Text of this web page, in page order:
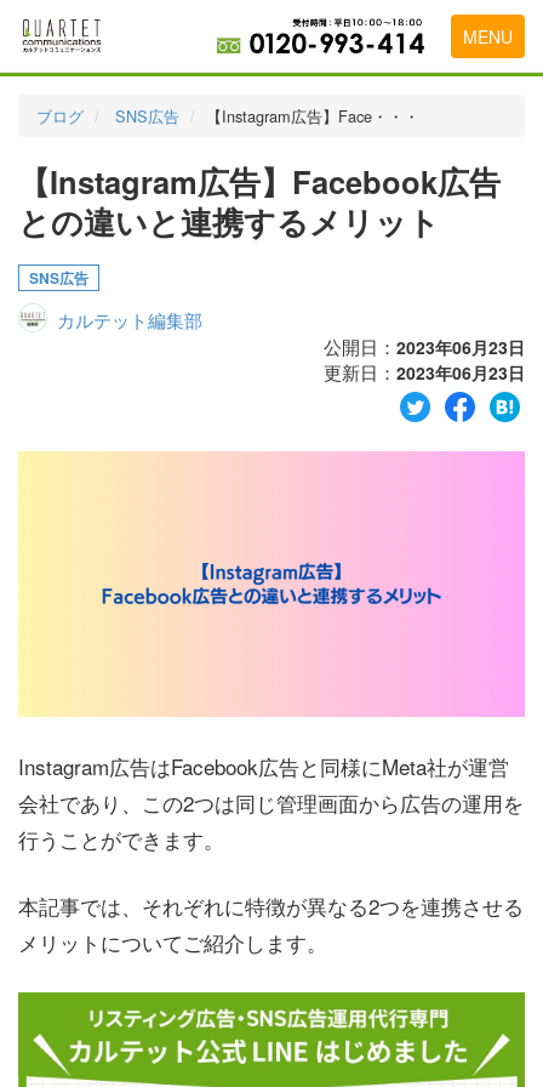
MENU
実績・お客様の声
初めて導入をお考えの方
代理店の乗り換えをお考えの方
会社概要
ブログ SNS広告 【Instagram広告】Face・・・
【Instagram広告】Facebook広告
との違いと連携するメリット
SNS広告
カルテット編集部
公開日： 2023年06月23日
更新日： 2023年06月23日
Instagram広告はFacebook広告と同様にMeta社が運営
会社であり、この2つは同じ管理画面から広告の運用を
行うことができます。
本記事では、それぞれに特徴が異なる2つを連携させる
メリットについてご紹介します。